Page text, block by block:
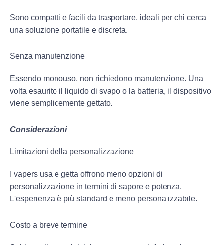
Sono compatti e facili da trasportare, ideali per chi cerca
una soluzione portatile e discreta.
Senza manutenzione
Essendo monouso, non richiedono manutenzione. Una
volta esaurito il liquido di svapo o la batteria, il dispositivo
viene semplicemente gettato.
Considerazioni
Limitazioni della personalizzazione
I vapers usa e getta offrono meno opzioni di
personalizzazione in termini di sapore e potenza.
L'esperienza è più standard e meno personalizzabile.
Costo a breve termine